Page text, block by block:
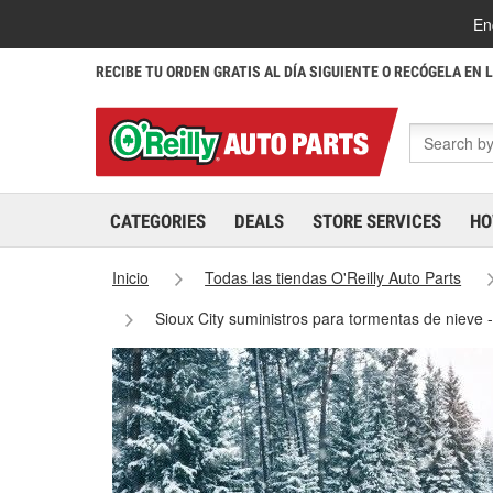
RECIBE TU ORDEN GRATIS AL DÍA SIGUIENTE O RECÓGELA EN
CATEGORIES DEALS STORE SERVICES
Inicio
Todas las tiendas O'Reilly Auto Parts
Sioux City suministros para tormentas de nieve